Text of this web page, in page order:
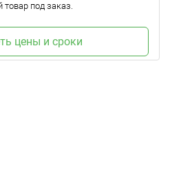
под заказ.
цены и сроки